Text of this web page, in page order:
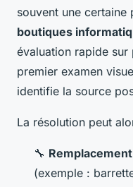
souvent une certaine
boutiques
évaluation rapide
premier examen
identifie la source
La résolution peut
🔧
(exemple :